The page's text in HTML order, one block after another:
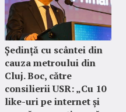
Ședință cu scântei din
cauza metroului din
Cluj. Boc, către
consilierii USR: „Cu 10
like-uri pe internet și